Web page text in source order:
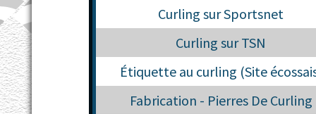
Curling sur Sportsnet
Curling sur TSN
Étiquette au curling (Site
Fabrication - Pierres De Curling